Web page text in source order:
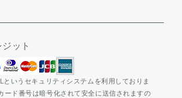
ジット
というセキュリティシステムを利用しておりま
ード番号は暗号化されて安全に送信されますの